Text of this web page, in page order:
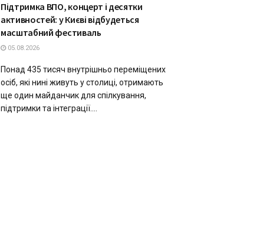
Підтримка ВПО, концерт і десятки
активностей: у Києві відбудеться
масштабний фестиваль
05.08.2026
Понад 435 тисяч внутрішньо переміщених
осіб, які нині живуть у столиці, отримають
ще один майданчик для спілкування,
підтримки та інтеграції....